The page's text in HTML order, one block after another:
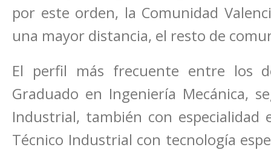
por este orden, la Comunidad
una mayor distancia, el resto de
El perfil más frecuente entre los
Graduado en Ingeniería Mecánica,
Industrial, también con
Técnico Industrial con tecnología